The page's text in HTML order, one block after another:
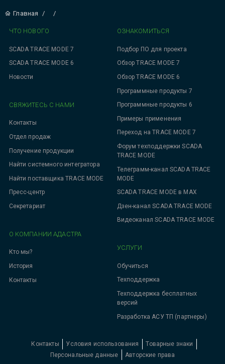
Главная / /
ЧТО НОВОГО
SCADA TRACE MODE 7
SCADA TRACE MODE 6
Новости
ОЗНАКОМИТЬСЯ
Подбор ПО для проекта
Обзор TRACE MODE 7
Обзор TRACE MODE 6
Программные продукты 7
Программные продукты 6
Примеры применения
Переход на TRACE MODE 7
Форум техподдержки SCADA
TRACE MODE
Телеграмм-канал SCADA TRACE
MODE
SCADA TRACE MODE в MAX
Дзен-канал SCADA TRACE MODE
Видеоканал SCADA TRACE MODE
УСЛУГИ
Обучиться
Техподдержка
Техподдержка бесплатных
версий
Разработка АСУ ТП (партнеры)
СВЯЖИТЕСЬ С НАМИ
Контакты
Отдел продаж
Получение продукции
Найти системного интегратора
Найти поставщика TRACE MODE
Пресс-центр
Секретариат
О КОМПАНИИ АДАСТРА
Кто мы?
История
Контакты
Контакты Условия использования
Товарные знаки
Персональные данные
Авторские права